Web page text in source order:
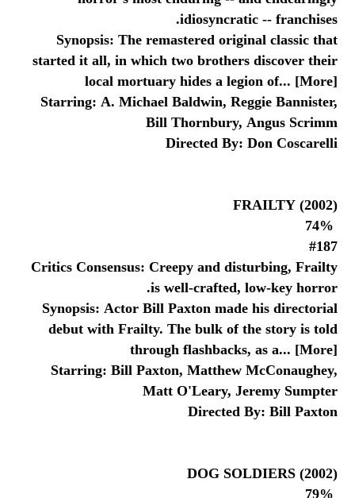
idiosyncratic -- franchises.
Synopsis: The remastered original classic that
started it all, in which two brothers discover their
local mortuary hides a legion of... [More]
Starring: A. Michael Baldwin, Reggie Bannister,
Bill Thornbury, Angus Scrimm
Directed By: Don Coscarelli
FRAILTY (2002)
#187
Critics Consensus: Creepy and disturbing, Frailty
is well-crafted, low-key horror.
Synopsis: Actor Bill Paxton made his directorial
debut with Frailty. The bulk of the story is told
through flashbacks, as a... [More]
Starring: Bill Paxton, Matthew McConaughey,
Matt O'Leary, Jeremy Sumpter
Directed By: Bill Paxton
DOG SOLDIERS (2002)